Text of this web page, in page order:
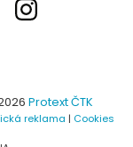
Instagram
Protext ČTK
reklama | Cookies